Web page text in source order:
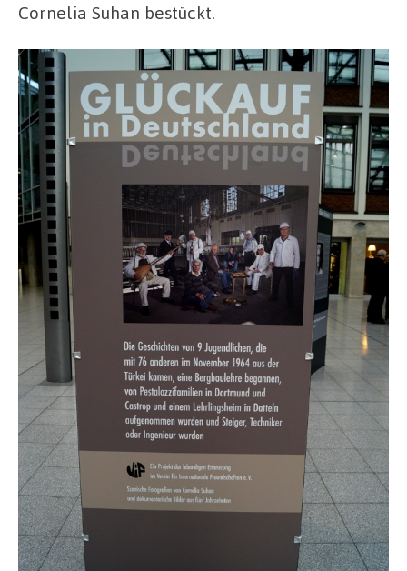
Cornelia Suhan bestückt.